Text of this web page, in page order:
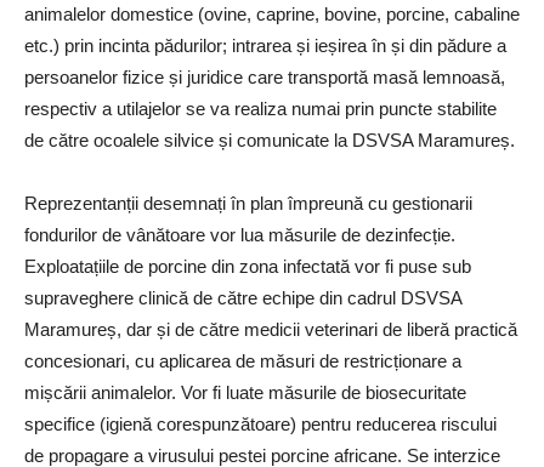
animalelor domestice (ovine, caprine, bovine, porcine, cabaline
etc.) prin incinta pădurilor; intrarea și ieșirea în și din pădure a
persoanelor fizice și juridice care transportă masă lemnoasă,
respectiv a utilajelor se va realiza numai prin puncte stabilite
de către ocoalele silvice și comunicate la DSVSA Maramureș.
Reprezentanții desemnați în plan împreună cu gestionarii
fondurilor de vânătoare vor lua măsurile de dezinfecție.
Exploatațiile de porcine din zona infectată vor fi puse sub
supraveghere clinică de către echipe din cadrul DSVSA
Maramureș, dar și de către medicii veterinari de liberă practică
concesionari, cu aplicarea de măsuri de restricționare a
mișcării animalelor. Vor fi luate măsurile de biosecuritate
specifice (igienă corespunzătoare) pentru reducerea riscului
de propagare a virusului pestei porcine africane. Se interzice